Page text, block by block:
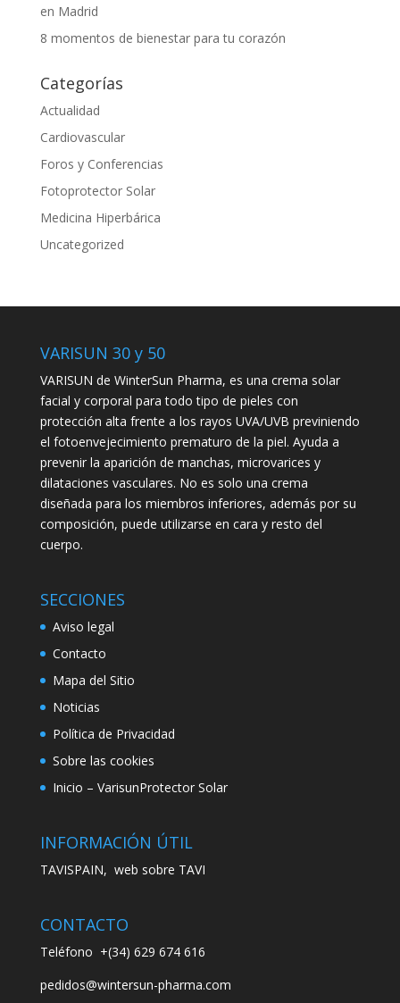
en Madrid
8 momentos de bienestar para tu corazón
Categorías
Actualidad
Cardiovascular
Foros y Conferencias
Fotoprotector Solar
Medicina Hiperbárica
Uncategorized
VARISUN 30 y 50
VARISUN de WinterSun Pharma, es una crema solar
facial y corporal para todo tipo de pieles con
protección alta frente a los rayos UVA/UVB previniendo
el fotoenvejecimiento prematuro de la piel. Ayuda a
prevenir la aparición de manchas, microvarices y
dilataciones vasculares. No es solo una crema
diseñada para los miembros inferiores, además por su
composición, puede utilizarse en cara y resto del
cuerpo.
SECCIONES
Aviso legal
Contacto
Mapa del Sitio
Noticias
Política de Privacidad
Sobre las cookies
Inicio – VarisunProtector Solar
INFORMACIÓN ÚTIL
TAVISPAIN, web sobre TAVI
CONTACTO
Teléfono +(34) 629 674 616
pedidos@wintersun-pharma.com